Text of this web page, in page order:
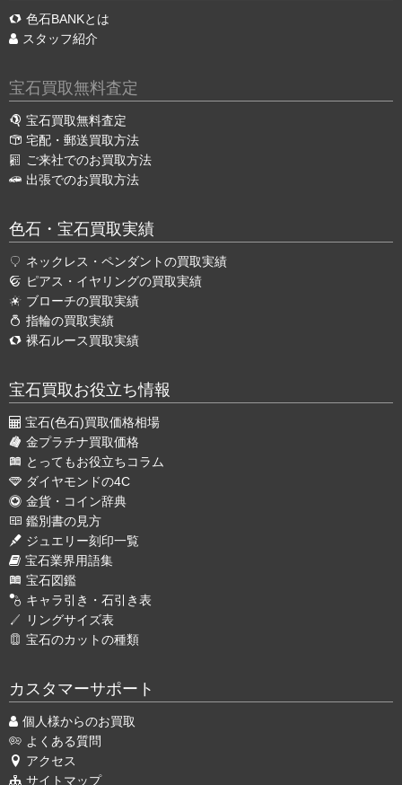
色石BANKとは
スタッフ紹介
宝石買取無料査定
宝石買取無料査定
宅配・郵送買取方法
ご来社でのお買取方法
出張でのお買取方法
色石・宝石買取実績
ネックレス・ペンダントの買取実績
ピアス・イヤリングの買取実績
ブローチの買取実績
指輪の買取実績
裸石ルース買取実績
宝石買取お役立ち情報
宝石(色石)買取価格相場
金プラチナ買取価格
とってもお役立ちコラム
ダイヤモンドの4C
金貨・コイン辞典
鑑別書の見方
ジュエリー刻印一覧
宝石業界用語集
宝石図鑑
キャラ引き・石引き表
リングサイズ表
宝石のカットの種類
カスタマーサポート
個人様からのお買取
よくある質問
アクセス
サイトマップ